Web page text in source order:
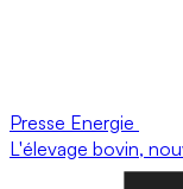
Presse Energie
L'élevage bovin,